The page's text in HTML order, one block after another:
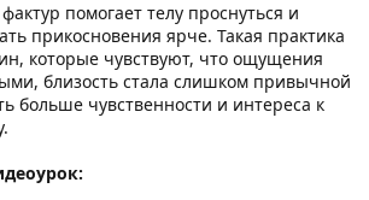
помогает телу проснуться и
прикосновения ярче. Такая практика
которые чувствуют, что ощущения
близость стала слишком привычной
больше чувственности и интереса к